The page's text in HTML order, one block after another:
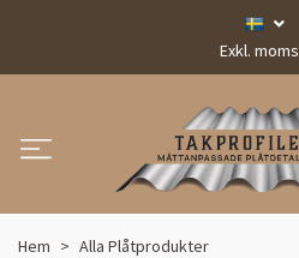
Exkl. moms
Hem
Alla Plåtprodukter